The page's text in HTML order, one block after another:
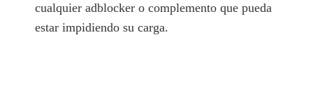
cualquier adblocker o complemento que pueda
estar impidiendo su carga.